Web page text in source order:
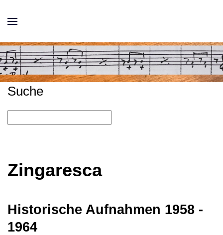
Suche
Zingaresca
Historische Aufnahmen 1958 -
1964